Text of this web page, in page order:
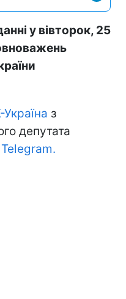
у вівторок, 25
з
депутата
Telegram.